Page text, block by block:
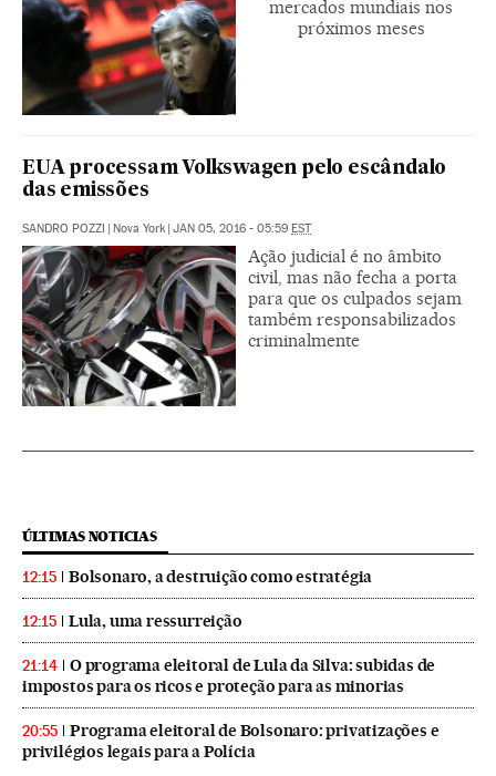
mercados mundiais nos
próximos meses
EUA processam Volkswagen pelo escândalo
das emissões
SANDRO POZZI Nova York JAN 05, 2016 - 05:59 EST
Ação judicial é no âmbito
civil, mas não fecha a porta
para que os culpados sejam
também responsabilizados
criminalmente
ÚLTIMAS NOTICIAS
12:15 Bolsonaro, a destruição como estratégia
12:15 Lula, uma ressurreição
21:14
O programa eleitoral de Lula da Silva: subidas de
impostos para os ricos e proteção para as minorias
20:55
Programa eleitoral de Bolsonaro: privatizações e
privilégios legais para a Polícia